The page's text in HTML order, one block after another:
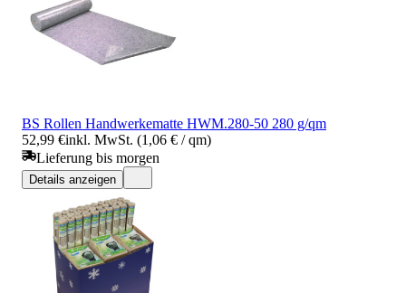
BS Rollen Handwerkematte HWM.280-50 280 g/qm
52,99 €inkl. MwSt. (1,06 € / qm)
Lieferung bis morgen
Details anzeigen